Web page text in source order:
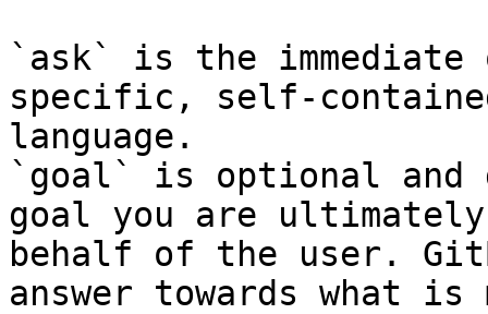
`ask` is the
specific, self-
language.
`goal` is optional and
goal you are
behalf of the user.
answer towards what